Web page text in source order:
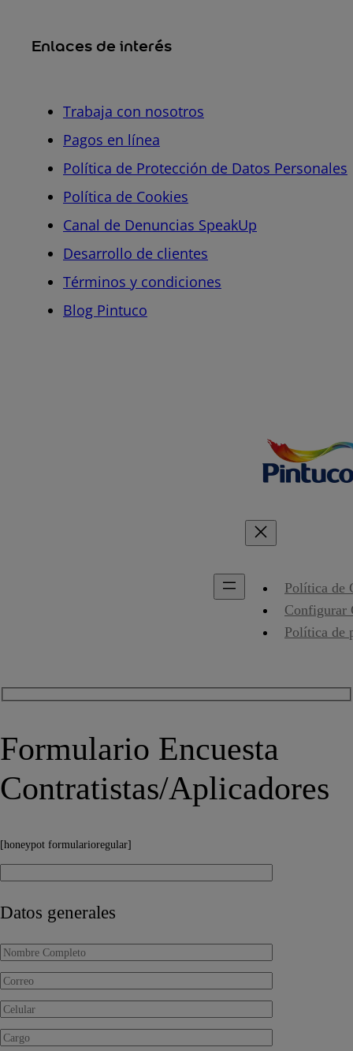
Enlaces de interés
Trabaja con nosotros
Pagos en línea
Política de Protección de Datos Personales
Política de Cookies
Canal de Denuncias SpeakUp
Desarrollo de clientes
Términos y condiciones
Blog Pintuco
Política de
Configurar
Política de
Formulario Encuesta
Contratistas/Aplicadores
[honeypot formularioregular]
Datos generales